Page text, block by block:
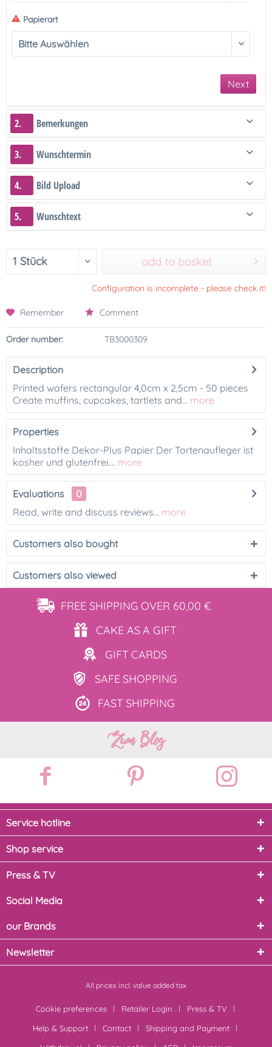
Papierart
Next
2. Bemerkungen
3. Wunschtermin
4. Bild Upload
5. Wunschtext
add to basket
Configuration is incomplete - please check it!
Remember Comment
Order number: TB3000309
Description
Printed wafers rectangular 4,0cm x 2,5cm - 50 pieces
Create muffins, cupcakes, tartlets and... more
Properties
Inhaltsstoffe Dekor-Plus Papier Der Tortenaufleger ist
kosher und glutenfrei.... more
Evaluations
0
Read, write and discuss reviews... more
Customers also bought
Customers also viewed
FREE SHIPPING OVER 60,00 €
CAKE ASA GIFT
GIFT CARDS
SAFE SHOPPING
FAST SHIPPING
Zum Blog
Service hotline
Shop service
Press & TV
Social Media
our Brands
Newsletter
All prices incl. value added tax
Cookie preferences Retailer Login
Press & TV
Help & Support
Contact
Shipping and Payment